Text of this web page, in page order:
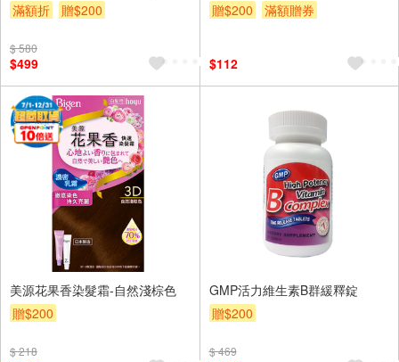
滿額折
贈$200
$ 580
$499
贈$200
滿額贈券
$112
美源花果香染髮霜-自然淺棕色
贈$200
$ 218
GMP活力維生素B群緩釋錠
贈$200
$ 469